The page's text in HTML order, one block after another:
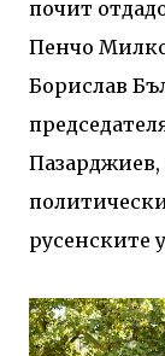
почит
Пенчо
Борислав
Пазарджиев,
русенските